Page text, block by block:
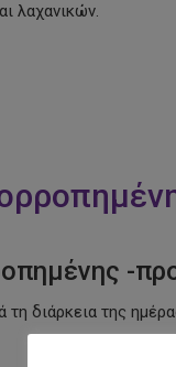
λαχανικών.
-
τη διάρκεια της